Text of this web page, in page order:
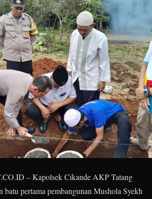
– Kapolsek Cikande AKP Tatang
batu pertama pembangunan Mushola Syekh